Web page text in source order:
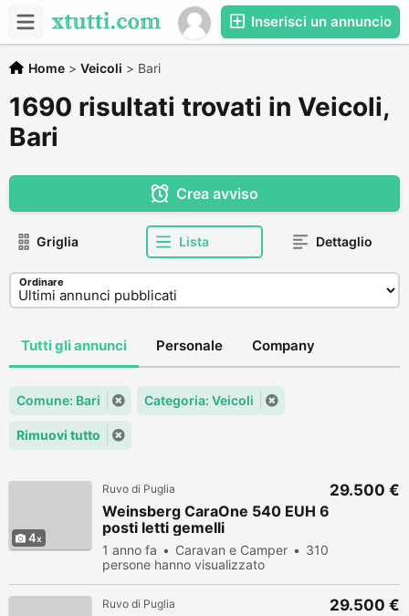
Inserisci un annuncio
Home > Veicoli > Bari
1690 risultati trovati in Veicoli,
Bari
Crea avviso
Griglia Lista Dettaglio
Ordinare
Tutti gli annunci Personale Company
Comune: Bari Categoria: Veicoli
Rimuovi tutto
4
Ruvo di Puglia
Weinsberg CaraOne 540 EUH 6
posti letti gemelli
1 anno fa Caravan e Camper
310
persone hanno visualizzato
29.500 €
Ruvo di Puglia 29.500 €